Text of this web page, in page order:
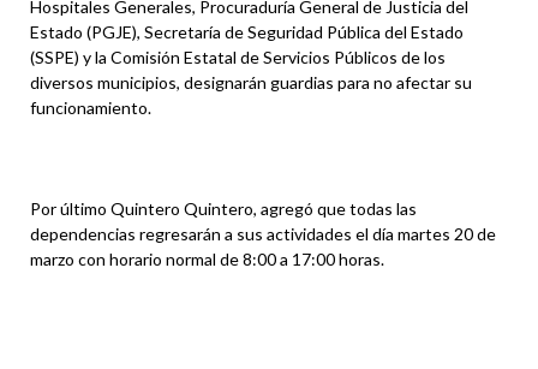
Hospitales Generales, Procuraduría General de Justicia del
Estado (PGJE), Secretaría de Seguridad Pública del Estado
(SSPE) y la Comisión Estatal de Servicios Públicos de los
diversos municipios, designarán guardias para no afectar su
funcionamiento.
Por último Quintero Quintero, agregó que todas las
dependencias regresarán a sus actividades el día martes 20 de
marzo con horario normal de 8:00 a 17:00 horas.